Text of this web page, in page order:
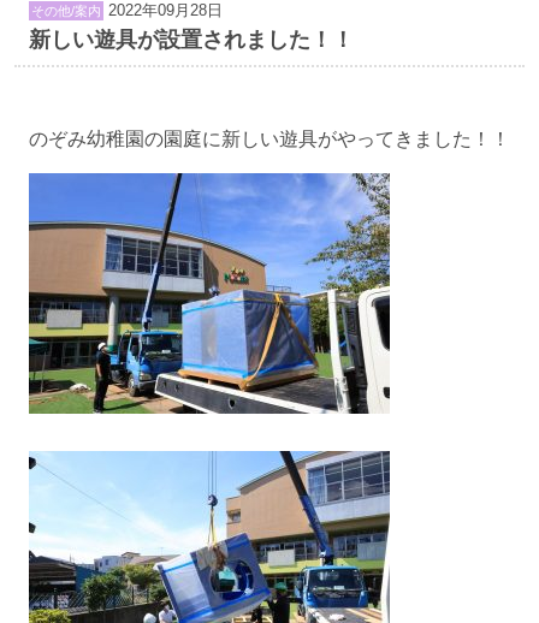
その他/案内 2022年09月28日
新しい遊具が設置されました！！
のぞみ幼稚園の園庭に新しい遊具がやってきました！！